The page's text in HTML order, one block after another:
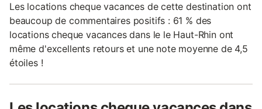
Les locations cheque vacances de cette destination ont
beaucoup de commentaires positifs : 61 % des
locations cheque vacances dans le le Haut-Rhin ont
même d'excellents retours et une note moyenne de 4,5
étoiles !